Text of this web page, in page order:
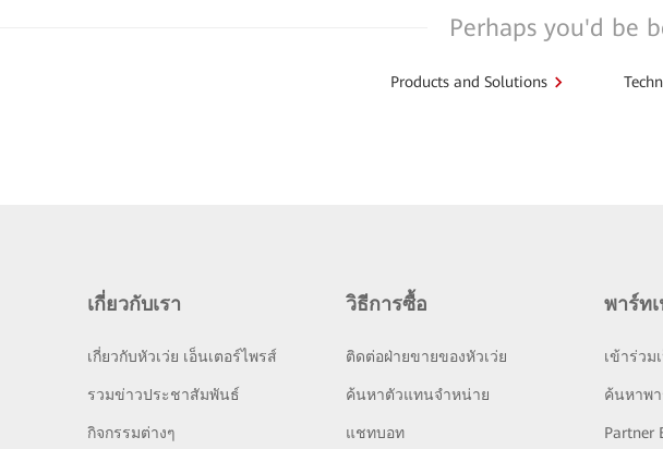
Perhaps you'd be
Products and Solutions
เกี่ยวกับเรา
เกี่ยวกับหัวเว่ย เอ็นเตอร์ไพรส์
รวมข่าวประชาสัมพันธ์
กิจกรรมต่างๆ
วิธีการซื้อ
ติดต่อฝ่ายขายของหัวเว่ย
ค้นหาตัวแทนจำหน่าย
แชทบอท
พาร์ท
เข้าร่วม
ค้นหาพา
Partner